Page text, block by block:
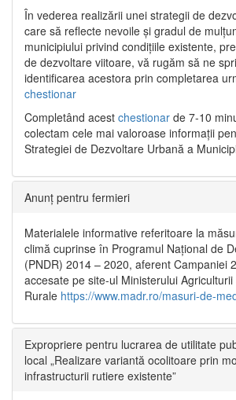
În vederea realizării unei strategii de
care să reflecte nevoile și gradul de
municipiului privind condițiile existente,
de dezvoltare viitoare, vă rugăm să ne
identificarea acestora prin completarea
chestionar
Completând acest chestionar de 7-10
colectam cele mai valoroase informații
Strategiei de Dezvoltare Urbană a
Anunț pentru fermieri
Materialele informative referitoare la
climă cuprinse în Programul Național de
(PNDR) 2014 – 2020, aferent Campaniei
accesate pe site-ul Ministerului
Rurale https://www.madr.ro/masuri-de-
Expropriere pentru lucrarea de utilitate
local „Realizare variantă ocolitoare prin
infrastructurii rutiere existente”